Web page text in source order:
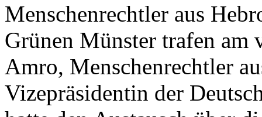
Menschenrechtler aus
Grünen Münster trafen am
Amro, Menschenrechtler
Vizepräsidentin der